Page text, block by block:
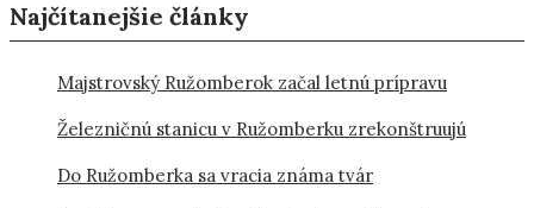
Najčítanejšie články
Majstrovský Ružomberok začal letnú prípravu
Železničnú stanicu v Ružomberku zrekonštruujú
Do Ružomberka sa vracia známa tvár